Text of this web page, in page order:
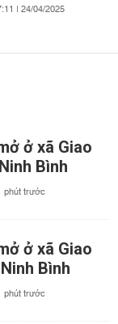
| 24/04/2025
ở xã Giao
Bình
phút trước
ở xã Giao
Bình
phút trước